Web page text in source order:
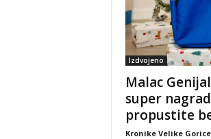
Izdvojeno
Malac
super
propustite
Kronike Velike Gorice